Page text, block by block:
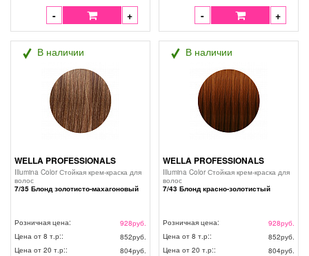
- + - +
В наличии
WELLA PROFESSIONALS
Illumina Color Стойкая крем-краска для
волос
7/35 Блонд золотисто-махагоновый
Розничная цена: 928руб.
Цена от 8 т.р::
852руб.
Цена от 20 т.р::
804руб.
В наличии
WELLA PROFESSIONALS
Illumina Color Стойкая крем-краска для
волос
7/43 Блонд красно-золотистый
Розничная цена: 928руб.
Цена от 8 т.р::
852руб.
Цена от 20 т.р::
804руб.